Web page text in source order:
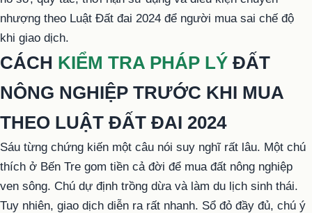
nhượng theo Luật Đất đai 2024 để người mua sai chế độ
khi giao dịch.
CÁCH KIỂM TRA PHÁP LÝ ĐẤT
NÔNG NGHIỆP TRƯỚC KHI MUA
THEO LUẬT ĐẤT ĐAI 2024
Sáu từng chứng kiến ​​​​một câu nói suy nghĩ rất lâu. Một chú
thích ở Bến Tre gom tiền cả đời để mua đất nông nghiệp
ven sông. Chú dự định trồng dừa và làm du lịch sinh thái.
Tuy nhiên, giao dịch diễn ra rất nhanh. Sổ đỏ đầy đủ, chú ý